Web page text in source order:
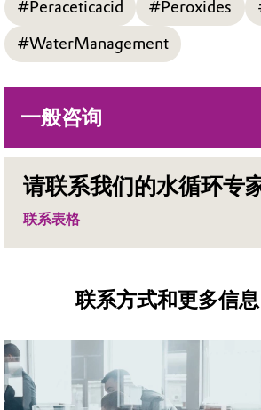
一般咨询
请联系我们的水循环专
联系表格
#Peraceticacid #Peroxides
#WaterManagement
联系方式和更多信息